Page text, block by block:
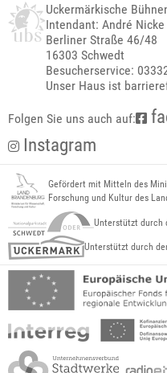
Uckermärkische
Intendant: André Nicke
Berliner Straße 46/48
16303 Schwedt
Besucherservice:
Unser Haus ist
Folgen Sie uns auch auf:
Instagram
Gefördert mit Mitteln des
Forschung und Kultur des
Unterstützt durch
Unterstützt durch